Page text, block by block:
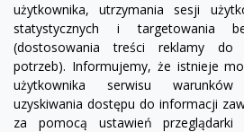
Sofa modułowa Serena bez
SL4/SP4
1 974,00 zł
DODAJ DO
użytkownika, utrzymania sesji
statystycznych i targetowania
(dostosowania treści reklamy do
potrzeb). Informujemy, że istnieje
użytkownika serwisu
uzyskiwania dostępu do informacji
za pomocą ustawień przeglądarki